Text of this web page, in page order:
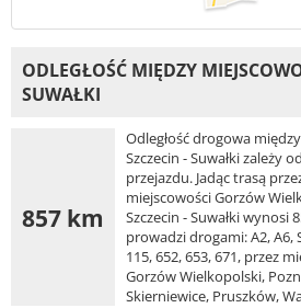
ODLEGŁOŚĆ MIĘDZY
SUWAŁKI
857 km
Odległość drogowa
Szczecin - Suwałki zależy
przejazdu. Jadąc trasą
miejscowości Gorzów
Szczecin - Suwałki wynosi
prowadzi drogami: A2, A6,
115, 652, 653, 671, przez
Gorzów Wielkopolski,
Skierniewice, Pruszków,